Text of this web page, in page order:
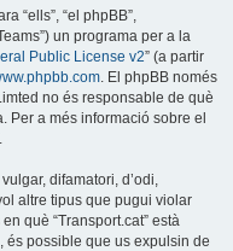
“ells”, “el phpBB”,
un programa per a la
Public License v2” (a partir
. El phpBB només
no és responsable de què
Per a més informació sobre el
difamatori, d’odi,
altre tipus que pugui violar
què “Transport.cat” està
possible que us expulsin de